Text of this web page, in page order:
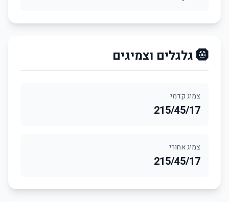
🛞 גלגלים וצמיגים
צמיג קדמי
215/45/17
צמיג אחורי
215/45/17